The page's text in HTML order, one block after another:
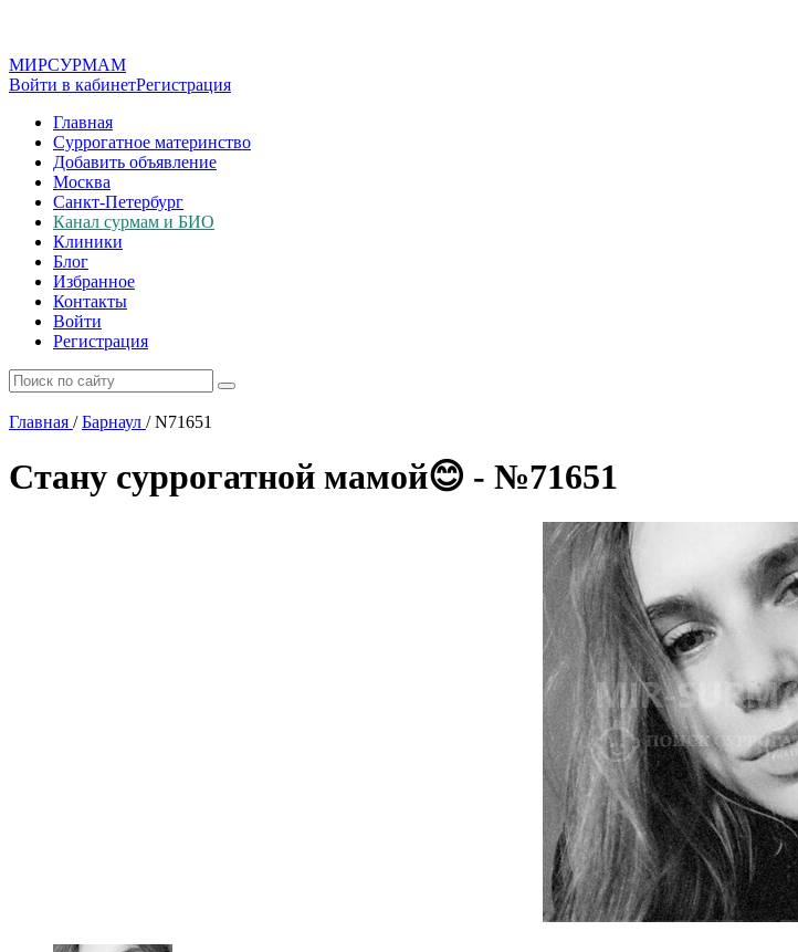
МИРСУРМАМ
Войти в кабинетРегистрация
Главная
Суррогатное материнство
Добавить объявление
Москва
Санкт-Петербург
Канал сурмам и БИО
Клиники
Блог
Избранное
Контакты
Войти
Регистрация
Главная / Барнаул /N71651
Стану суррогатной мамой😊 - №71651